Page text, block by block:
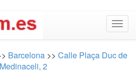
Barcelona >> Calle Plaça Duc de
Medinaceli, 2